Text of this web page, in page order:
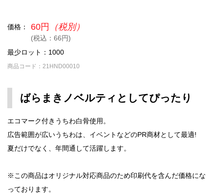
価格： 60円 （税別）
(税込：66円)
最少ロット：1000
商品コード：21HND00010
ばらまきノベルティとしてぴったり
エコマーク付きうちわ白骨使用。
広告範囲が広いうちわは、イベントなどのPR商材として最適!
夏だけでなく、年間通して活躍します。
※この商品はオリジナル対応商品のため印刷代を含んだ価格にな
っております。